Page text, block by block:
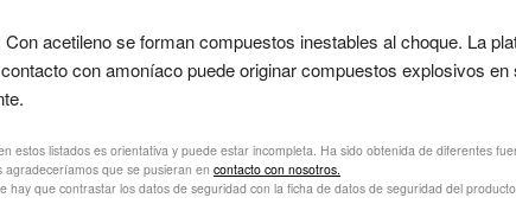
acetileno se forman compuestos inestables al choque. La
con amoníaco puede originar compuestos explosivos
estos listados es orientativa y puede estar incompleta. Ha sido obtenida de diferentes
agradeceríamos que se pusieran en contacto con nosotros.
hay que contrastar los datos de seguridad con la ficha de datos de seguridad del